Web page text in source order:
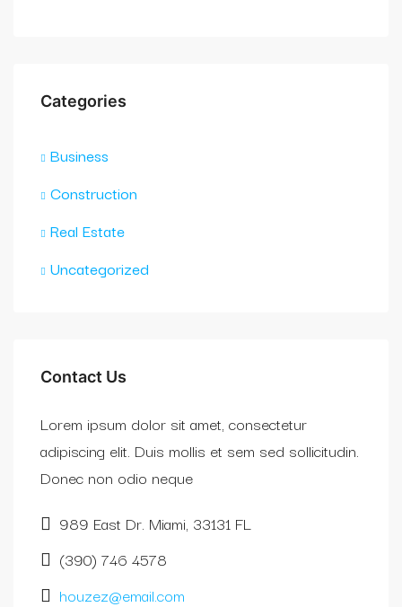
Categories
Business
Construction
Real Estate
Uncategorized
Contact Us
Lorem ipsum dolor sit amet, consectetur
adipiscing elit. Duis mollis et sem sed sollicitudin.
Donec non odio neque
989 East Dr. Miami, 33131 FL
(390) 746 4578
houzez@email.com